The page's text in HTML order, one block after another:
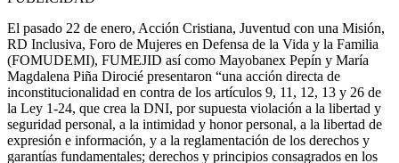
El pasado 22 de enero, Acción Cristiana, Juventud con una Misión,
RD Inclusiva, Foro de Mujeres en Defensa de la Vida y la Familia
(FOMUDEMI), FUMEJID así como Mayobanex Pepín y María
Magdalena Piña Dirocié presentaron “una acción directa de
inconstitucionalidad en contra de los artículos 9, 11, 12, 13 y 26 de
la Ley 1-24, que crea la DNI, por supuesta violación a la libertad y
seguridad personal, a la intimidad y honor personal, a la libertad de
expresión e información, y a la reglamentación de los derechos y
garantías fundamentales; derechos y principios consagrados en los